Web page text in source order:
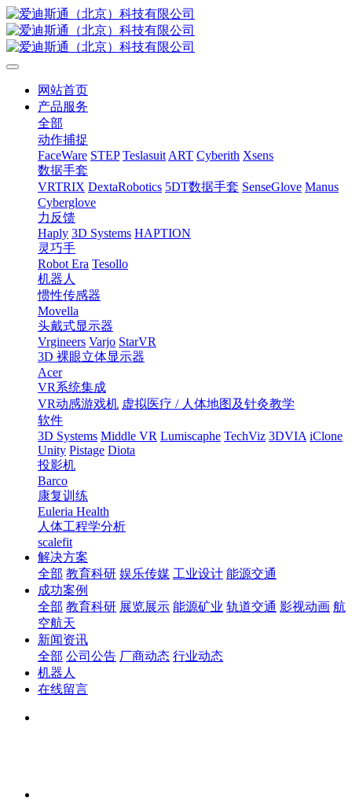
网站首页
产品服务
全部
动作捕捉
FaceWare STEP Teslasuit ART Cyberith Xsens
数据手套
VRTRIX DextaRobotics 5DT数据手套 SenseGlove Manus
Cyberglove
力反馈
Haply 3D Systems HAPTION
灵巧手
Robot Era Tesollo
机器人
惯性传感器
Movella
头戴式显示器
Vrgineers Varjo StarVR
3D 裸眼立体显示器
Acer
VR系统集成
VR动感游戏机 虚拟医疗 / 人体地图及针灸教学
软件
3D Systems Middle VR Lumiscaphe TechViz 3DVIA iClone
Unity Pistage Diota
投影机
Barco
康复训练
Euleria Health
人体工程学分析
scalefit
解决方案
全部 教育科研 娱乐传媒 工业设计 能源交通
成功案例
全部 教育科研 展览展示 能源矿业 轨道交通 影视动画 航
空航天
新闻资讯
全部 公司公告 厂商动态 行业动态
机器人
在线留言